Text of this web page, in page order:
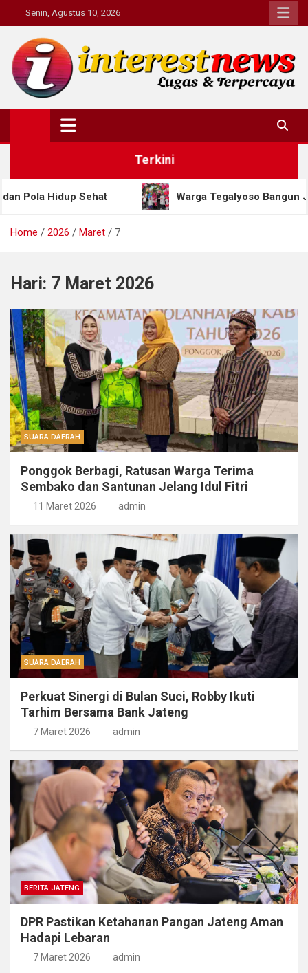
to
content
Senin, Agustus 10, 2026
Interestnews.or.id
Terkini
Hidup Sehat Warga Tegalyoso Bangun Jalan
Home 2026 Maret 7
Hari: 7 Maret 2026
SUARA DAERAH
Ponggok Berbagi, Ratusan Warga Terima
Sembako dan Santunan Jelang Idul Fitri
11 Maret 2026 admin
SUARA DAERAH
Perkuat Sinergi di Bulan Suci, Robby Ikuti
Tarhim Bersama Bank Jateng
7 Maret 2026 admin
BERITA JATENG
DPR Pastikan Ketahanan Pangan Jateng Aman
Hadapi Lebaran
7 Maret 2026 admin